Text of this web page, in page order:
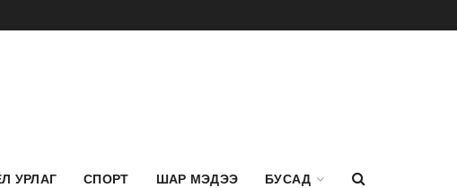
УРЛАГ СПОРТ ШАР МЭДЭЭ БУСАД